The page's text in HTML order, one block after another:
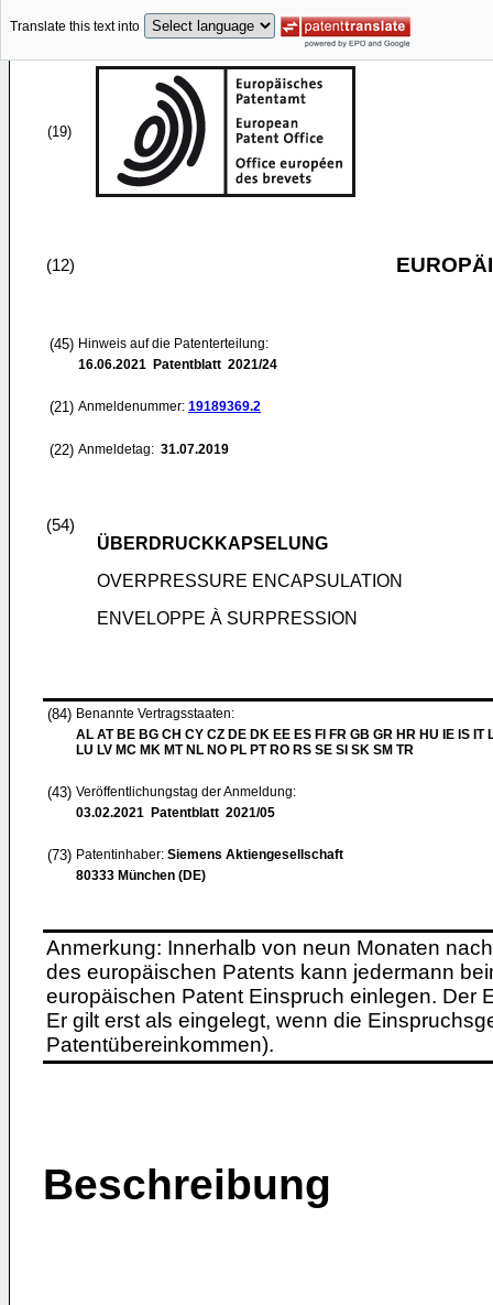
Translate this text into
(19)
(12)
(45) Hinweis auf die Patenterteilung:
16.06.2021 Patentblatt 2021/24
(21) Anmeldenummer: 19189369.2
(22) Anmeldetag: 31.07.2019
(54)
ÜBERDRUCKKAPSELUNG
OVERPRESSURE ENCAPSULATION
ENVELOPPE À SURPRESSION
(84) Benannte Vertragsstaaten:
AL AT BE BG CH CY CZ DE DK EE ES FI FR GB GR HR HU IE IS IT
LU LV MC MK MT NL NO PL PT RO RS SE SI SK SM TR
(43) Veröffentlichungstag der Anmeldung:
03.02.2021 Patentblatt 2021/05
(73) Patentinhaber: Siemens Aktiengesellschaft
80333 München (DE)
Anmerkung: Innerhalb von neun Monaten
des europäischen Patents kann jedermann
europäischen Patent Einspruch einlegen. Der
Er gilt erst als eingelegt, wenn die
Patentübereinkommen).
Beschreibung